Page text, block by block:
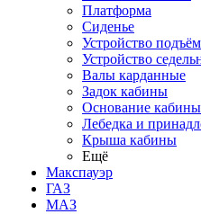
Платформа
Сиденье
Устройство
Устройство
Валы карданные
Задок кабины
Основание кабины
Лебедка и
Крыша кабины
Ещё
Макспауэр
ГАЗ
МАЗ